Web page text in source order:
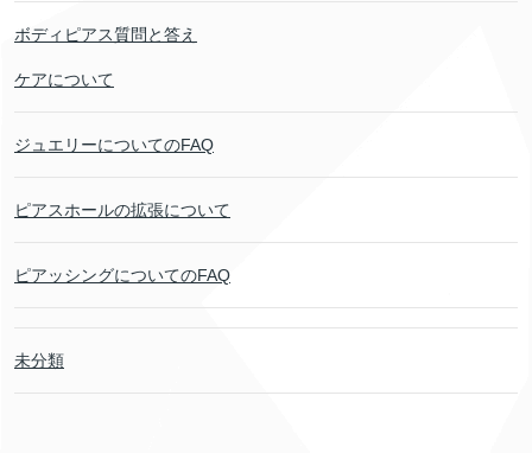
ボディピアス質問と答え
ケアについて
ジュエリーについてのFAQ
ピアスホールの拡張について
ピアッシングについてのFAQ
未分類